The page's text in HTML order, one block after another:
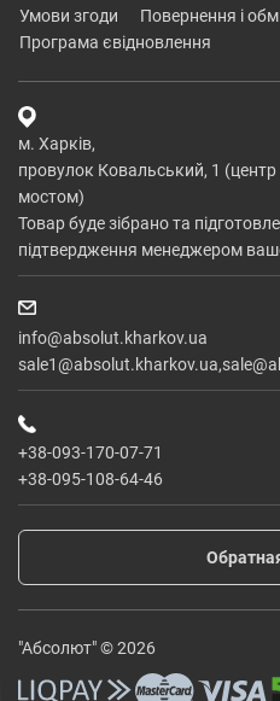
умови згоди
повернення і
програма євідновлення
м. Харків,
провулок Ковальський, 1
мостом)
Товар буде зібрано та
підтвердження менеджером
info@absolut.kharkov.ua
+38-093-170-07-71
+38-095-108-64-46
"Абсолют" © 2026